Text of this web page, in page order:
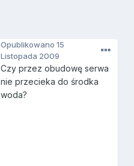
Opublikowano15
Listopada 2009
Czy przez obudowę serwa
nie przecieka do środka
woda?